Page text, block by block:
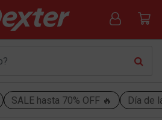
SALE hasta 70% OFF 🔥 Día de